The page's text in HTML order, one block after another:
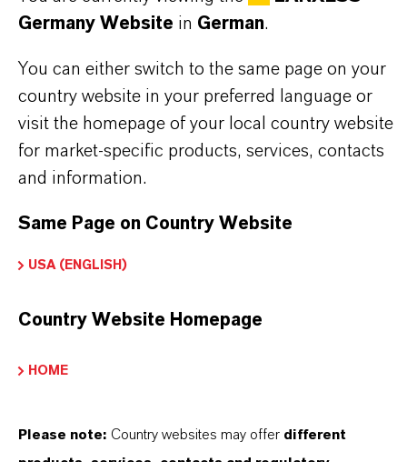
Einfahrempfehlungen zu beachten, die auf
PRODUKTINFORMATIONEN
Germany Website in German.
You can either switch to the same page on your
country website in your preferred language or
visit the homepage of your local country website
for market-specific products, services, contacts
and information.
Same Page on Country Website
USA (ENGLISH)
Country Website Homepage
HOME
Please note: Country websites may offer different